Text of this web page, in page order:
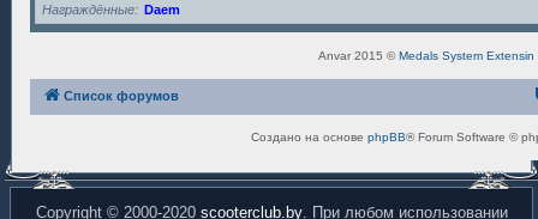
Награждённые Daem
Anvar 2015 ©Medals System Extensin
Список форумов
Создано на основе phpBB® Forum Software ©
Copyright © 2000-2020 scooterclub.by. При любом использовании